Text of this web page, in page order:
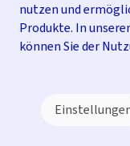
nutzen und
Produkte. In
können Sie der